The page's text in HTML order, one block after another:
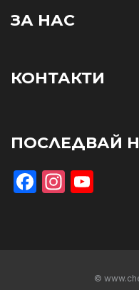
ЗА НАС
КОНТАКТИ
ПОСЛЕДВАЙ
Facebook
©